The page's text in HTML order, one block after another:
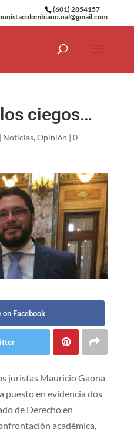
(601) 2854157
ciegos…
| Noticias, Opinión | 0
on Facebook
juristas Mauricio Gaona
puesto en evidencia dos
de Derecho en
académica,